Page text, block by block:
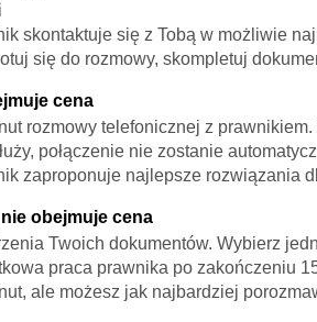
skontaktuje się z Tobą w możliwie
się do rozmowy, skompletuj
cena
rozmowy telefonicznej z
połączenie nie zostanie
zaproponuje najlepsze rozwiązania
obejmuje cena
Twoich dokumentów. Wybierz
praca prawnika po zakończeniu
ale możesz jak najbardziej